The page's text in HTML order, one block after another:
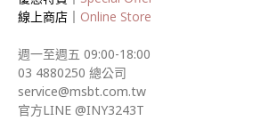
線上商店｜ Online Store
週一至週五 09:00-18:00
03 4880250 總公司
service@msbt.com.tw
官方LINE @INY3243T